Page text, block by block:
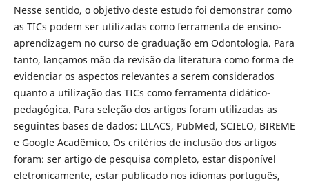
Nesse sentido, o objetivo deste estudo foi demonstrar como
as TICs podem ser utilizadas como ferramenta de ensino-
aprendizagem no curso de graduação em Odontologia. Para
tanto, lançamos mão da revisão da literatura como forma de
evidenciar os aspectos relevantes a serem considerados
quanto a utilização das TICs como ferramenta didático-
pedagógica. Para seleção dos artigos foram utilizadas as
seguintes bases de dados: LILACS, PubMed, SCIELO, BIREME
e Google Acadêmico. Os critérios de inclusão dos artigos
foram: ser artigo de pesquisa completo, estar disponível
eletronicamente, estar publicado nos idiomas português,